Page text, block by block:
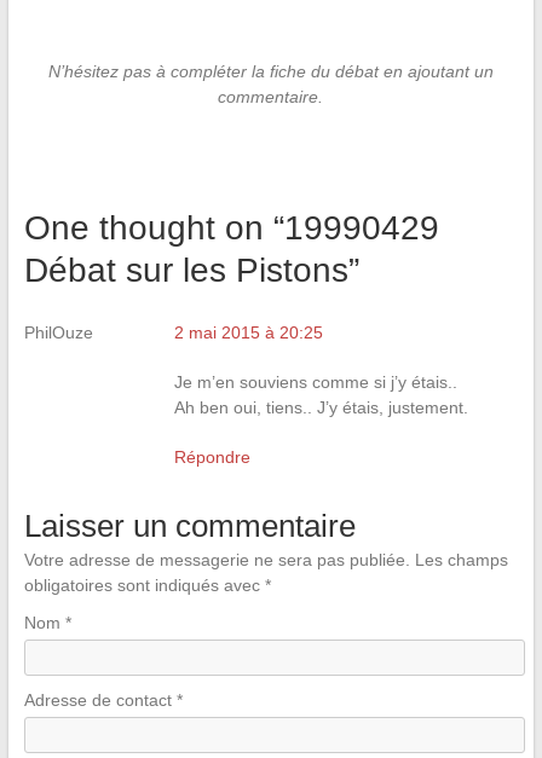
N’hésitez pas à compléter la fiche du débat en ajoutant un
commentaire.
One thought on “19990429
Débat sur les Pistons”
PhilOuze 2 mai 2015 à 20:25
Je m’en souviens comme si j’y étais..
Ah ben oui, tiens.. J’y étais, justement.
Répondre
Laisser un commentaire
Votre adresse de messagerie ne sera pas publiée.
Les champs
obligatoires sont indiqués avec *
Nom *
Adresse de contact *